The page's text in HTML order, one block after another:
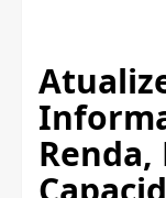
Renda,